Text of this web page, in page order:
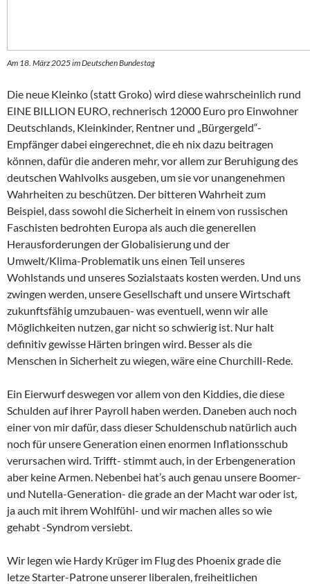
Am 18. März 2025 im Deutschen Bundestag
Die neue Kleinko (statt Groko) wird diese wahrscheinlich rund
EINE BILLION EURO, rechnerisch 12000 Euro pro Einwohner
Deutschlands, Kleinkinder, Rentner und „Bürgergeld“-
Empfänger dabei eingerechnet, die eh nix dazu beitragen
können, dafür die anderen mehr, vor allem zur Beruhigung des
deutschen Wahlvolks ausgeben, um sie vor unangenehmen
Wahrheiten zu beschützen. Der bitteren Wahrheit zum
Beispiel, dass sowohl die Sicherheit in einem von russischen
Faschisten bedrohten Europa als auch die generellen
Herausforderungen der Globalisierung und der
Umwelt/Klima-Problematik uns einen Teil unseres
Wohlstands und unseres Sozialstaats kosten werden. Und uns
zwingen werden, unsere Gesellschaft und unsere Wirtschaft
zukunftsfähig umzubauen- was eventuell, wenn wir alle
Möglichkeiten nutzen, gar nicht so schwierig ist. Nur halt
definitiv gewisse Härten bringen wird. Besser als die
Menschen in Sicherheit zu wiegen, wäre eine Churchill-Rede.
Ein Eierwurf deswegen vor allem von den Kiddies, die diese
Schulden auf ihrer Payroll haben werden. Daneben auch noch
einer von mir dafür, dass dieser Schuldenschub natürlich auch
noch für unsere Generation einen enormen Inflationsschub
verursachen wird. Trifft- stimmt auch, in der Erbengeneration
aber keine Armen. Nebenbei hat’s auch genau unsere Boomer-
und Nutella-Generation- die grade an der Macht war oder ist,
ja auch mit ihrem Wohlfühl- und wir machen alles so wie
gehabt -Syndrom versiebt.
Wir legen wie Hardy Krüger im Flug des Phoenix grade die
letze Starter-Patrone unserer liberalen, freiheitlichen